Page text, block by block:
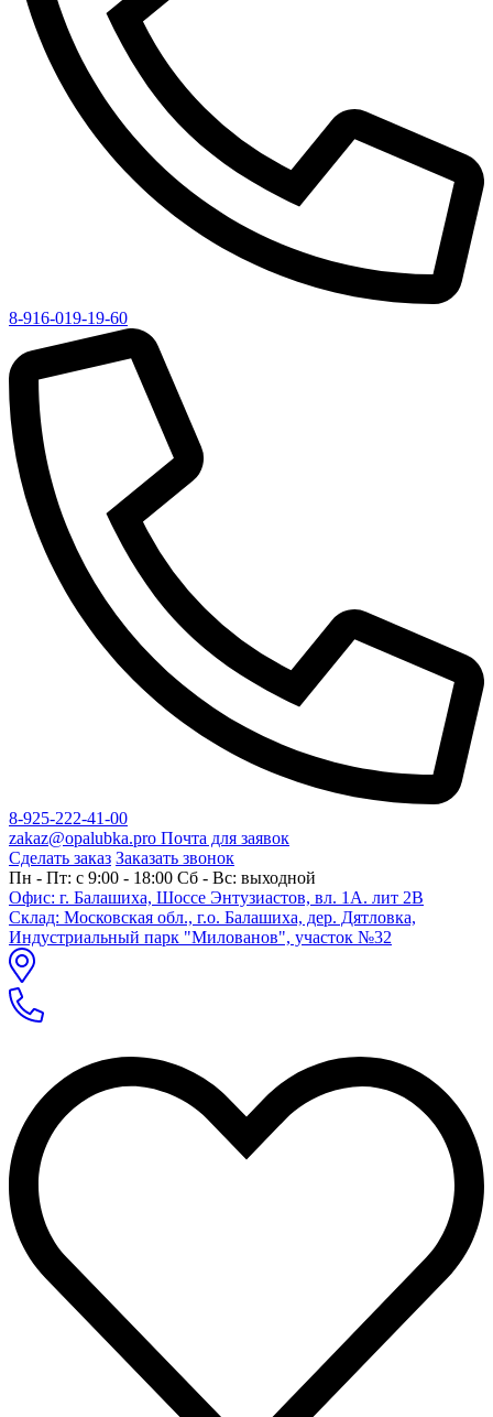
8-916-019-19-60
8-925-222-41-00
zakaz@opalubka.pro Почта для заявок
Сделать заказ Заказать звонок
Пн - Пт: c 9:00 - 18:00 Сб - Вс: выходной
Офис: г. Балашиха, Шоссе Энтузиастов, вл. 1А. лит 2В
Склад: Московская обл., г.о. Балашиха, дер. Дятловка,
Индустриальный парк "Милованов", участок №32